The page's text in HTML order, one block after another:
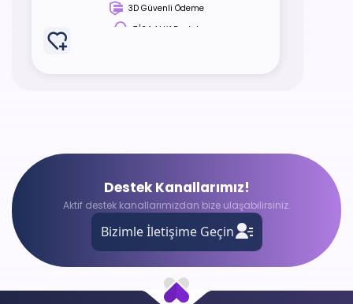
3D Güvenli Ödeme
7/24 Aktif Destek
Destek Kanallarımız!
Aktif destek kanallarımızdan bize ulaşabilirsiniz.
Bizimle İletişime Geçin